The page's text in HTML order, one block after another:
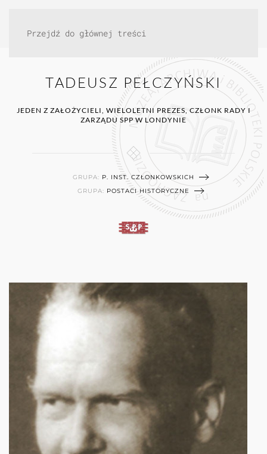
Przejdź do głównej treści
TADEUSZ PEŁCZYŃSKI
JEDEN Z ZAŁOŻYCIELI, WIELOLETNI PREZES, CZŁONK RADY I
ZARZĄDU SPP W LONDYNIE
GRUPA: P. INST. CZŁONKOWSKICH
GRUPA: POSTACI HISTORYCZNE